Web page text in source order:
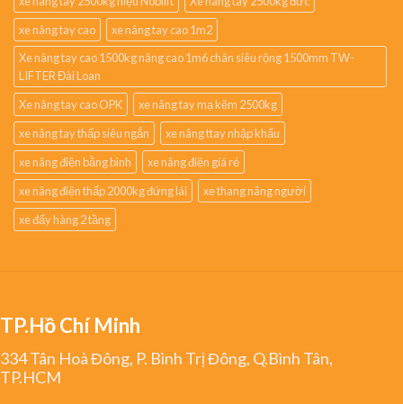
xe nâng tay cao
xe nâng tay cao 1m2
Xe nâng tay cao 1500kg nâng cao 1m6 chân siêu rộng 1500mm TW-
LIFTER Đài Loan
Xe nâng tay cao OPK
xe nâng tay mạ kẽm 2500kg
xe nâng tay thấp siêu ngắn
xe nâng ttay nhập khẩu
xe nâng điện bằng bình
xe nâng điện giá rẻ
xe nâng điện thấp 2000kg đứng lái
xe thang nâng người
xe đẩy hàng 2 tầng
TP.Hồ Chí Minh
334 Tân Hoà Đông, P. Bình Trị Đông, Q.Bình Tân,
TP.HCM